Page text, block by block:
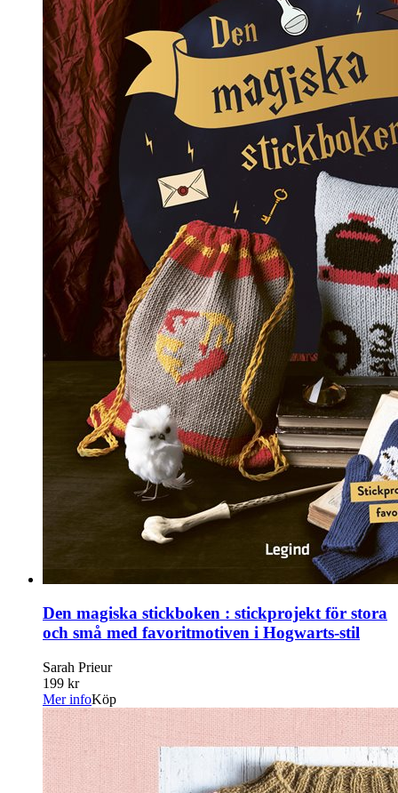
Den magiska stickboken : stickprojekt för stora
och små med favoritmotiven i Hogwarts-stil
Sarah Prieur
199 kr
Mer infoKöp